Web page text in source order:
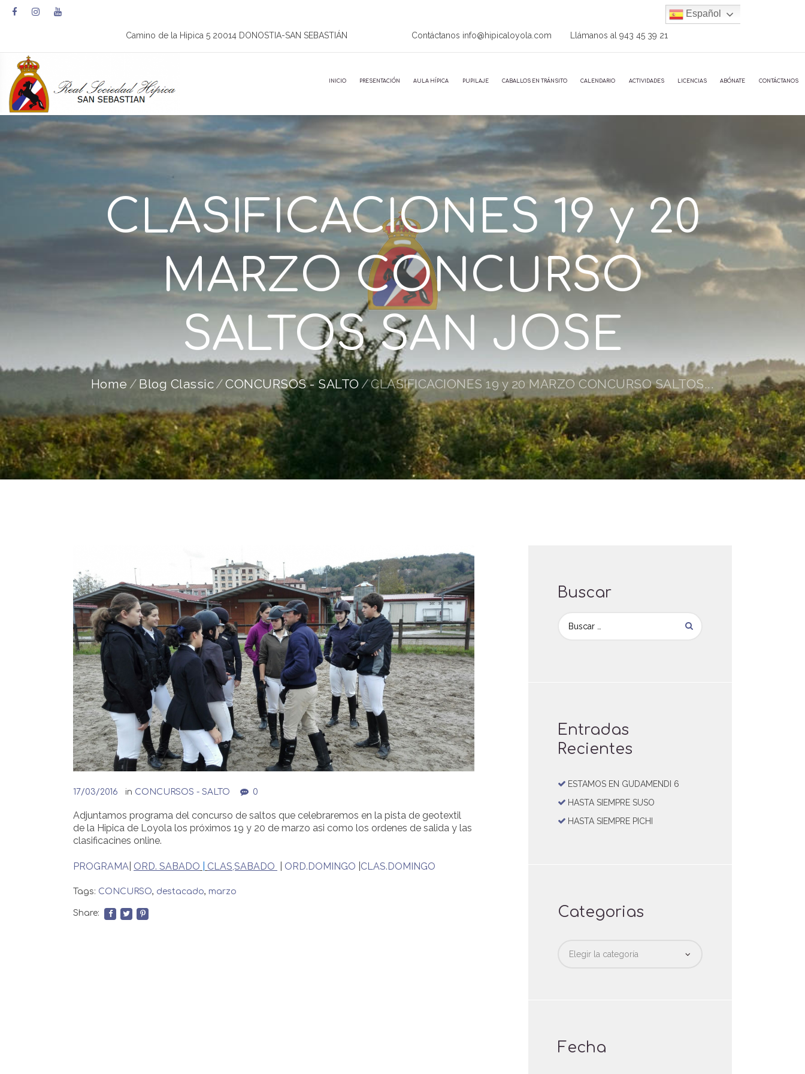
Camino de la Hipica 5 20014 DONOSTIA-SAN SEBASTIÁN Contáctanos info@hipicaloyola.com Llámanos al943 45 39 21
INICIO PRESENTACIÓN AULA HÍPICA PUPILAJE CABALLOS EN TRÁNSITO CALENDARIO ACTIVIDADES LICENCIAS ABÓNATE CONTÁCTANOS
CLASIFICACIONES 19 y 20
MARZO CONCURSO
SALTOS SAN JOSE
Home Blog Classic CONCURSOS - SALTO CLASIFICACIONES 19 y 20 MARZO CONCURSO SALTOS...
17/03/2016 in CONCURSOS - SALTO 0
Adjuntamos programa del concurso de saltos que celebraremos en la pista de geotextil
de la Hipica de Loyola los próximos 19 y 20 de marzo asi como los ordenes de salida y las
clasificacines online.
PROGRAMA ORD. SABADO CLAS,SABADO ORD.DOMINGO CLAS.DOMINGO
Tags: CONCURSO, destacado, marzo
Share:
Buscar
Entradas
Recientes
ESTAMOS EN GUDAMENDI 6
HASTA SIEMPRE SUSO
HASTA SIEMPRE PICHI
Categorias
Fecha
Español